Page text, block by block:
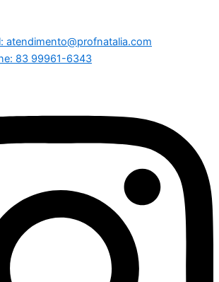
atendimento@profnatalia.com
83 99961-6343